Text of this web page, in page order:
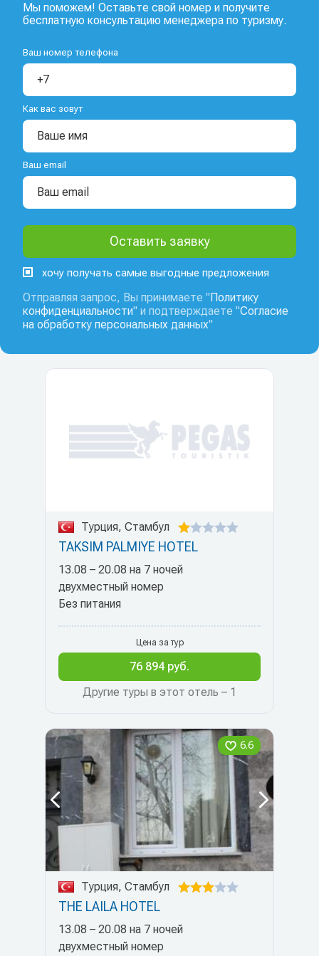
Мы поможем! Оставьте свой номер и получите
бесплатную консультацию менеджера по туризму.
Ваш номер телефона
Как вас зовут
Ваш email
хочу получать самые выгодные предложения
Отправляя запрос, Вы принимаете "Политику
конфиденциальности" и подтверждаете "Согласие
на обработку персональных данных"
Турция, Стамбул
TAKSIM PALMIYE HOTEL
13.08 – 20.08 на 7 ночей
двухместный номер
Без питания
Другие туры в этот отель – 1
Цена за тур
76 894 руб.
6.6
Турция, Стамбул
THE LAILA HOTEL
13.08 – 20.08 на 7 ночей
двухместный номер